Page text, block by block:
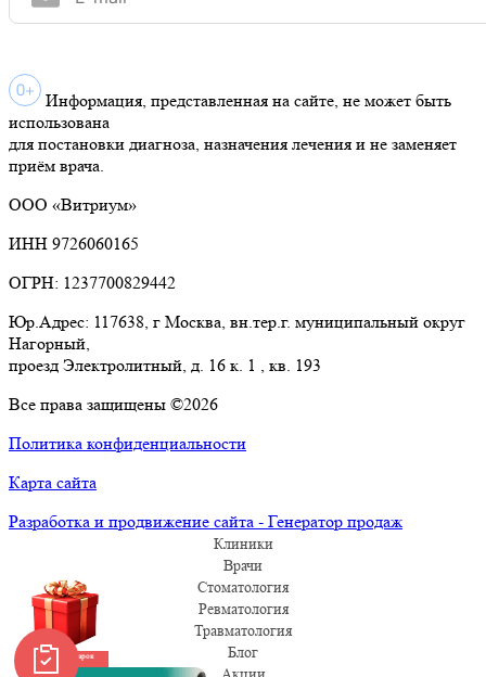
Информация, представленная на сайте, не может быть
использована
для постановки диагноза, назначения лечения и не заменяет
приём врача.
ООО «Витриум»
ИНН 9726060165
ОГРН: 1237700829442
Юр.Адрес: 117638, г Москва, вн.тер.г. муниципальный округ
Нагорный,
проезд Электролитный, д. 16 к. 1 , кв. 193
Все права защищены ©2026
Политика конфиденциальности
Карта сайта
Разработка и продвижение сайта - Генератор продаж
Клиники
Врачи
Стоматология
Ревматология
Травматология
Блог
Забрать подарок